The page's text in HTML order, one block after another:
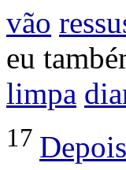
vão
eu
limpa
17 Depois